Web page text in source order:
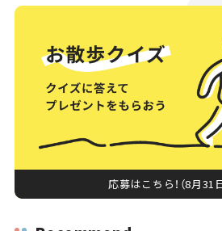
応募はこちら！（8月31